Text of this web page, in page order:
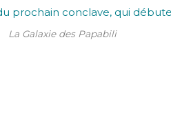
La Galaxie des Papabili